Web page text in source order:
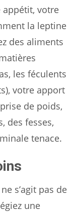
appétit, votre
la leptine
des aliments
les féculents
votre apport
de poids,
des fesses,
tenace.
s’agit pas de
une